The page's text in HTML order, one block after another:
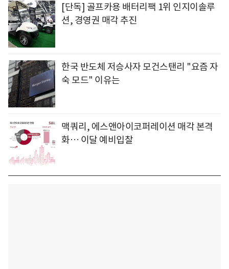
[단독] 골프카용 배터리팩 1위 인지이솔루
션, 경영권 매각 추진
한국 반도체 저승사자 모건스탠리 "요즘 자
숙 모드" 이유는
맥쿼리, 에스앤아이코퍼레이션 매각 본격
화… 이달 예비입찰